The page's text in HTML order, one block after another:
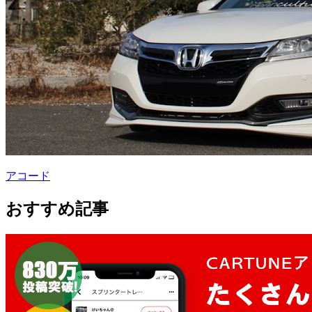
アコード
おすすめ記事